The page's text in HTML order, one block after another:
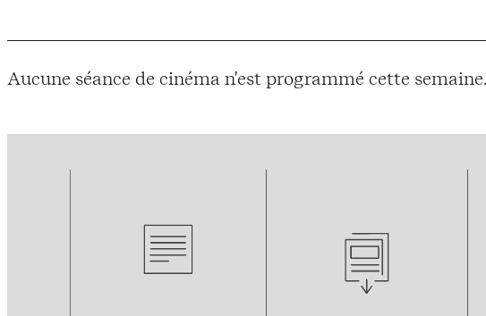
Aucune séance de cinéma n'est programmé cette semaine.